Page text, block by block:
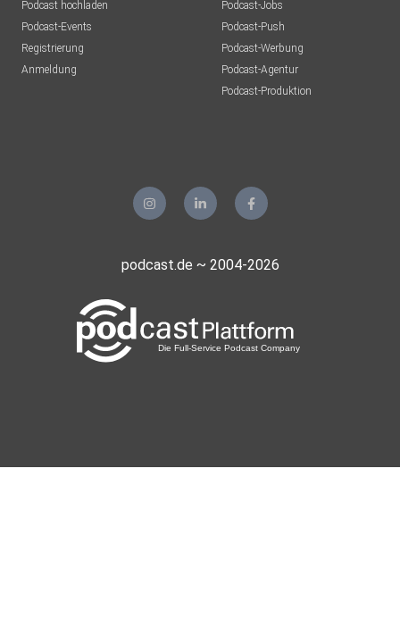
Podcast hochladen
Podcast-Events
Registrierung
Anmeldung
Podcast-Jobs
Podcast-Push
Podcast-Werbung
Podcast-Agentur
Podcast-Produktion
podcast.de ~ 2004-2026